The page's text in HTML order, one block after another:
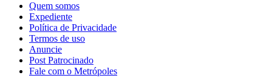
Quem somos
Expediente
Política de Privacidade
Termos de uso
Anuncie
Post Patrocinado
Fale com o Metrópoles